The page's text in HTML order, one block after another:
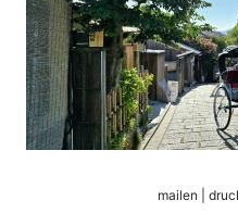
mailen |